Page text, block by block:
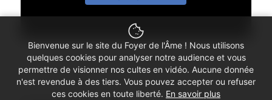
Bienvenue sur le site du Foyer de l'Âme ! Nous utilisons
quelques cookies pour analyser notre audience et vous
permettre de visionner nos cultes en vidéo. Aucune donnée
n'est revendue à des tiers. Vous pouvez accepter ou refuser
ces cookies en toute liberté. En savoir plus